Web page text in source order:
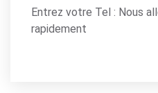
Entrez votre Tel : Nous
rapidement